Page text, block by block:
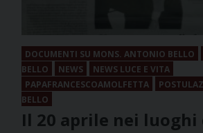
DOCUMENTI SU MONS. ANTONIO BELLO
BELLO
NEWS
NEWS LUCE E VITA
PAPAFRANCESCOAMOLFETTA
BELLO
Il 20 aprile nei luoghi